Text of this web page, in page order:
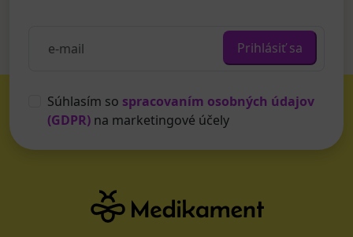
Prihlásiť sa
Súhlasím so spracovaním osobných údajov
(GDPR) na marketingové účely